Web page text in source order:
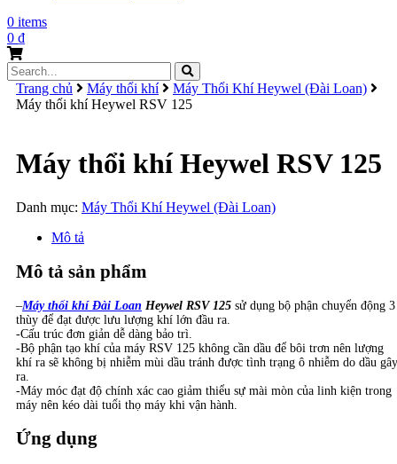
0 items
0 ₫
Search
for:Trang chủ Máy thổi khí
Máy Thổi Khí Heywel (Đài Loan)
Máy thổi khí Heywel RSV 125
Máy thổi khí Heywel RSV 125
Danh mục: Máy Thổi Khí Heywel (Đài Loan)
Mô tả
Mô tả sản phẩm
–Máy thổi khí Đài Loan Heywel RSV 125 sử dụng bộ phận chuyển động 3
thùy để đạt được lưu lượng khí lớn đầu ra.
-Cấu trúc đơn giản dễ dàng bảo trì.
-Bộ phận tạo khí của máy RSV 125 không cần dầu để bôi trơn nên lượng
khí ra sẽ không bị nhiễm mùi dầu tránh được tình trạng ô nhiễm do dầu gây
ra.
-Máy móc đạt độ chính xác cao giảm thiểu sự mài mòn của linh kiện trong
máy nên kéo dài tuổi thọ máy khi vận hành.
Ứng dụng